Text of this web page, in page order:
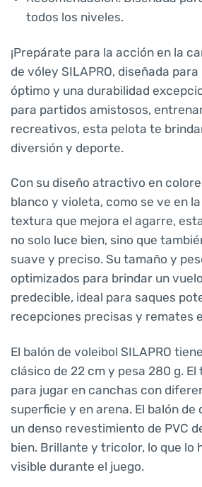
todos los niveles.
¡Prepárate para la acción en la
de vóley SILAPRO, diseñada
óptimo y una durabilidad
para partidos amistosos,
recreativos, esta pelota te
diversión y deporte.
Con su diseño atractivo en
blanco y violeta, como se ve en
textura que mejora el agarre,
no solo luce bien, sino que
suave y preciso. Su tamaño y
optimizados para brindar un
predecible, ideal para saques
recepciones precisas y remates
El balón de voleibol SILAPRO
clásico de 22 cm y pesa 280 g. El
para jugar en canchas con
superficie y en arena. El balón de
un denso revestimiento de PVC
bien. Brillante y tricolor, lo que lo
visible durante el juego.